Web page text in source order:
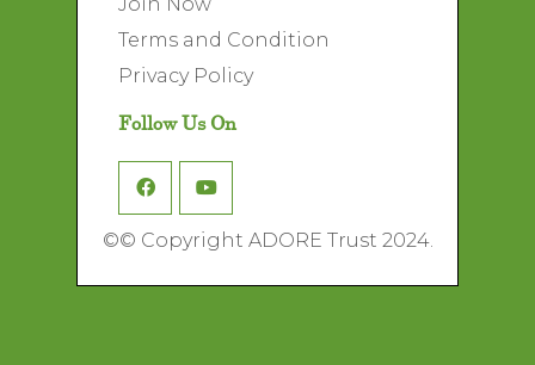
Terms and Condition
Privacy Policy
Follow Us On
©© Copyright ADORE Trust 2024.